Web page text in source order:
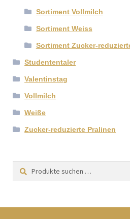
Sortiment Vollmilch
Sortiment Weiss
Sortiment Zucker-
Studententaler
Valentinstag
Vollmilch
Weiße
Zucker-reduzierte Pralinen
Suchen
Suchen